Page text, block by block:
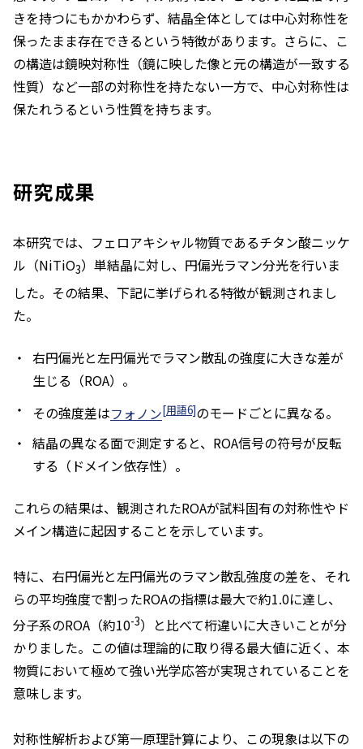
きを持つにもかかわらず、結晶全体としては中心対称性を
保ったまま存在できるという特徴があります。さらに、こ
の構造は鏡映対称性（鏡に映した像と元の構造が一致する
性質）など一部の対称性を持たない一方で、中心対称性は
保たれうるという性質を持ちます。
研究成果
本研究では、フェロアキシャル物質であるチタン酸ニッケ
ル（NiTiO3）単結晶に対し、円偏光ラマン分光を行いま
した。その結果、下記に挙げられる特徴が観測されまし
た。
右円偏光と左円偏光でラマン散乱の強度に大きな差が
生じる（ROA）。
その強度差はフォノン[用語6]のモードごとに異なる。
結晶の異なる面で測定すると、ROA信号の符号が反転
する（ドメイン依存性）。
これらの結果は、観測されたROAが試料固有の対称性やド
メイン構造に起因することを示しています。
特に、右円偏光と左円偏光のラマン散乱強度の差を、それ
らの平均強度で割ったROAの指標は最大で約1.0に達し、
分子系のROA（約10-3）と比べて桁違いに大きいことが分
かりました。この値は理論的に取り得る最大値に近く、本
物質において極めて強い光学応答が実現されていることを
意味します。
対称性解析および第一原理計算により、この現象は以下の